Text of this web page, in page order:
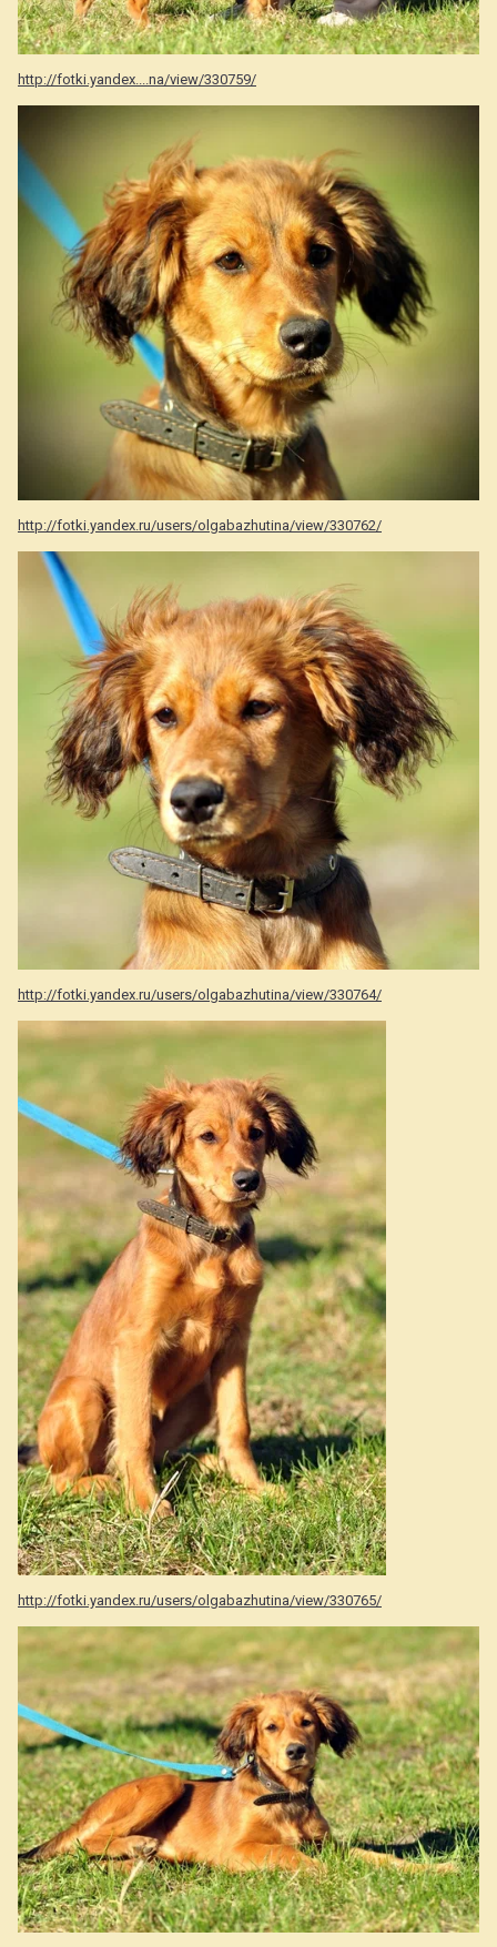
http://fotki.yandex....na/view/330759/
http://fotki.yandex.ru/users/olgabazhutina/view/330762/
http://fotki.yandex.ru/users/olgabazhutina/view/330764/
http://fotki.yandex.ru/users/olgabazhutina/view/330765/